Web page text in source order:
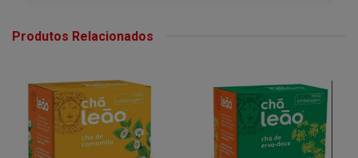
Produtos Relacionados